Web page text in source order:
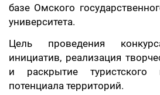
базе Омского
университета.
Цель проведения
инициатив, реализация
и раскрытие туристского
потенциала территорий.